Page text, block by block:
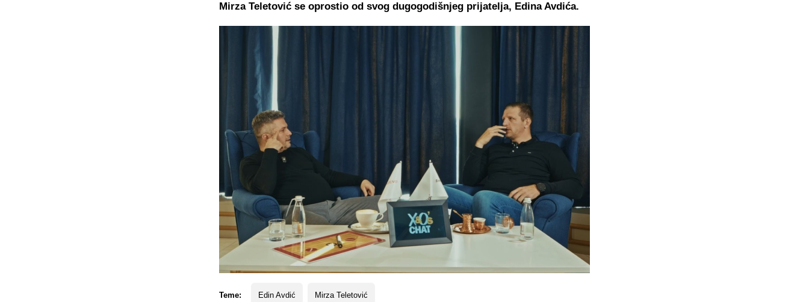
Teme: Edin Avdić Mirza Teletović
Mirza Teletović se oprostio od svog dugogodišnjeg prijatelja, Edina Avdića.